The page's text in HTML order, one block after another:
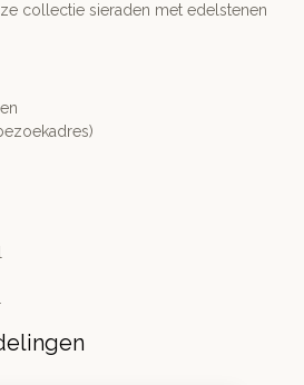
collectie sieraden met edelstenen